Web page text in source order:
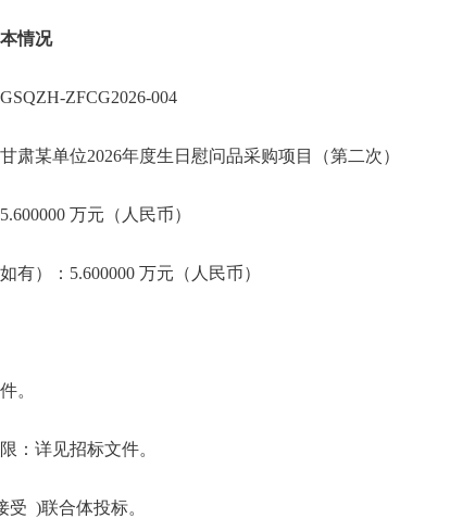
情况
ZFCG2026-004
肃某单位2026年度生日慰问品采购项目（第二次）
万元（人民币）
有）：5.600000 万元（人民币）
。
：详见招标文件。
受 )联合体投标。